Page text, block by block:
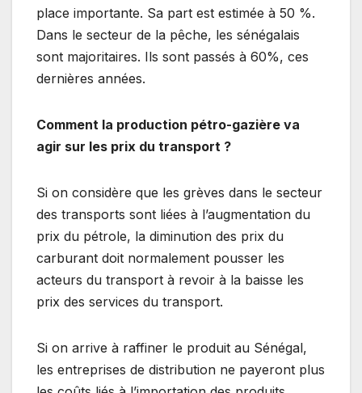
place importante. Sa part est estimée à 50 %.
Dans le secteur de la pêche, les sénégalais
sont majoritaires. Ils sont passés à 60%, ces
dernières années.
Comment la production pétro-gazière va
agir sur les prix du transport ?
Si on considère que les grèves dans le secteur
des transports sont liées à l’augmentation du
prix du pétrole, la diminution des prix du
carburant doit normalement pousser les
acteurs du transport à revoir à la baisse les
prix des services du transport.
Si on arrive à raffiner le produit au Sénégal,
les entreprises de distribution ne payeront plus